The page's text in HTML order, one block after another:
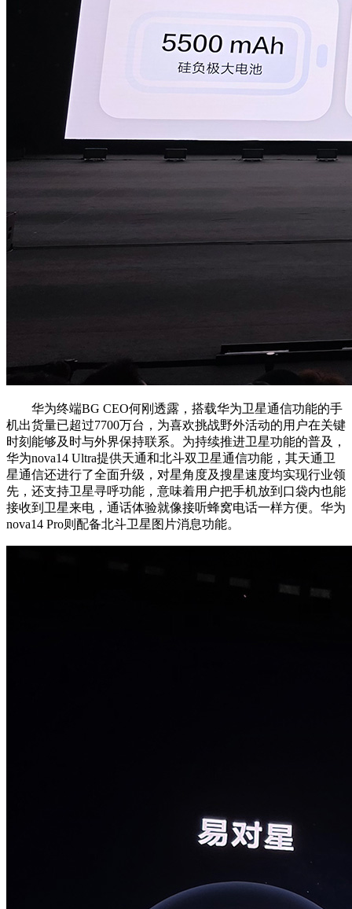
华为终端BG CEO何刚透露，搭载华为卫星通信功能的手
机出货量已超过7700万台，为喜欢挑战野外活动的用户在关键
时刻能够及时与外界保持联系。为持续推进卫星功能的普及，
华为nova14 Ultra提供天通和北斗双卫星通信功能，其天通卫
星通信还进行了全面升级，对星角度及搜星速度均实现行业领
先，还支持卫星寻呼功能，意味着用户把手机放到口袋内也能
接收到卫星来电，通话体验就像接听蜂窝电话一样方便。华为
nova14 Pro则配备北斗卫星图片消息功能。